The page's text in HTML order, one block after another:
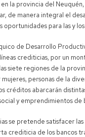
la provincia del
de manera integral el
para las y
de Desarrollo
crediticias, por un
siete regiones de la
personas de la
créditos abarcarán
y emprendimientos
se pretende satisfacer
crediticia de los bancos